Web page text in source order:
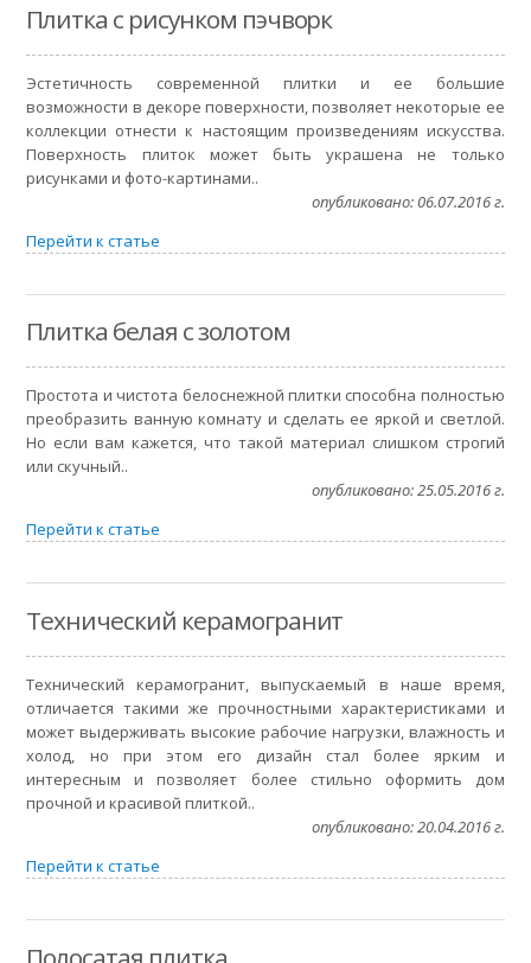
Плитка с рисунком пэчворк
Эстетичность современной плитки и ее большие
возможности в декоре поверхности, позволяет некоторые ее
коллекции отнести к настоящим произведениям искусства.
Поверхность плиток может быть украшена не только
рисунками и фото-картинами..
опубликовано: 06.07.2016 г.
Перейти к статье
Плитка белая с золотом
Простота и чистота белоснежной плитки способна полностью
преобразить ванную комнату и сделать ее яркой и светлой.
Но если вам кажется, что такой материал слишком строгий
или скучный..
опубликовано: 25.05.2016 г.
Перейти к статье
Технический керамогранит
Технический керамогранит, выпускаемый в наше время,
отличается такими же прочностными характеристиками и
может выдерживать высокие рабочие нагрузки, влажность и
холод, но при этом его дизайн стал более ярким и
интересным и позволяет более стильно оформить дом
прочной и красивой плиткой..
опубликовано: 20.04.2016 г.
Перейти к статье